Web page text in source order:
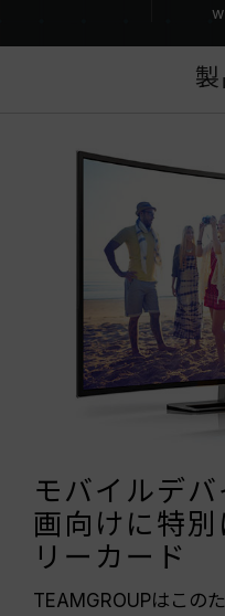
モバイルデバ
画向けに特
リーカード
TEAMGROUPはこの